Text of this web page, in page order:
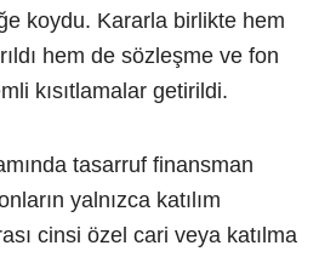
koydu. Kararla birlikte hem
hem de sözleşme ve fon
kısıtlamalar getirildi.
tasarruf finansman
yalnızca katılım
cinsi özel cari veya katılma